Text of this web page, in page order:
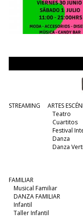
STREAMING
ARTES
Teatro
Cuartitos
Festival
Danza
Danza
FAMILIAR
Musical Familiar
DANZA FAMILIAR
Infantil
Taller Infantil